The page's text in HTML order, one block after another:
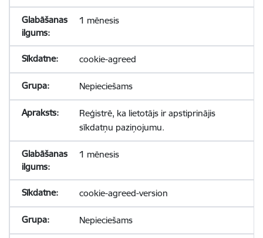
1 mēnesis
cookie-agreed
Nepieciešams
Reģistrē, ka lietotājs ir apstiprinājis
sīkdatņu paziņojumu.
1 mēnesis
cookie-agreed-version
Nepieciešams